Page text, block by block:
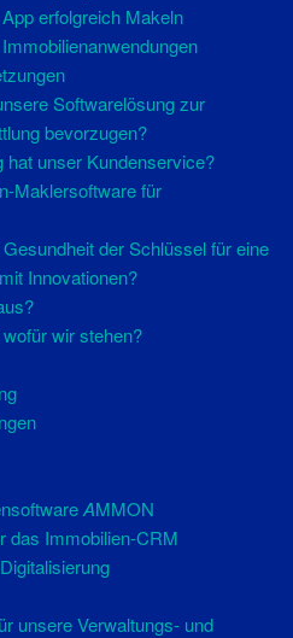
erfolgreich Makeln
Softwarelösung zur
bevorzugen?
hat unser Kundenservice?
Maklersoftware für
der Schlüssel für eine
Innovationen?
wir stehen?
AMMON
das Immobilien-CRM
unsere Verwaltungs- und